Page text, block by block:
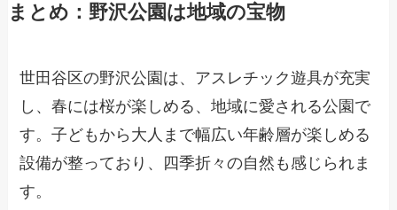
まとめ：野沢公園は地域の宝物
世田谷区の野沢公園は、アスレチック遊具が充実
し、春には桜が楽しめる、地域に愛される公園で
す。子どもから大人まで幅広い年齢層が楽しめる
設備が整っており、四季折々の自然も感じられま
す。